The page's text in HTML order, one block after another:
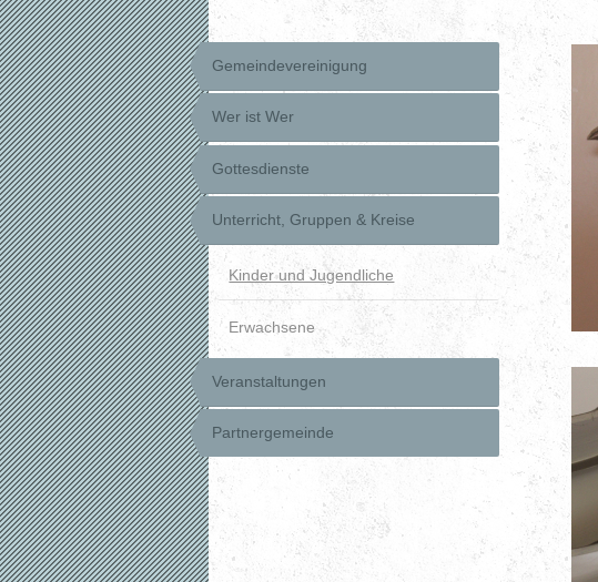
Gemeindevereinigung
Wer ist Wer
Gottesdienste
Unterricht, Gruppen & Kreise
Kinder und Jugendliche
Erwachsene
Veranstaltungen
Partnergemeinde